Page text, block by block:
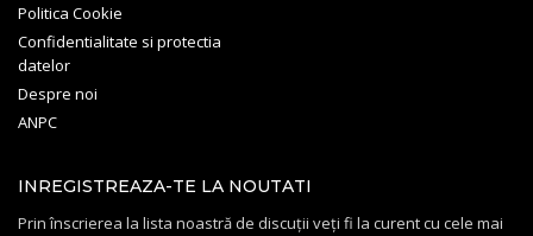
Politica Cookie
Confidentialitate si protectia
datelor
Despre noi
ANPC
INREGISTREAZA-TE LA NOUTATI
Prin înscrierea la lista noastră de discuții veți fi la curent cu cele mai